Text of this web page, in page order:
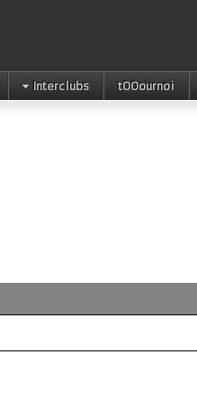
Interclubs tOOournoi